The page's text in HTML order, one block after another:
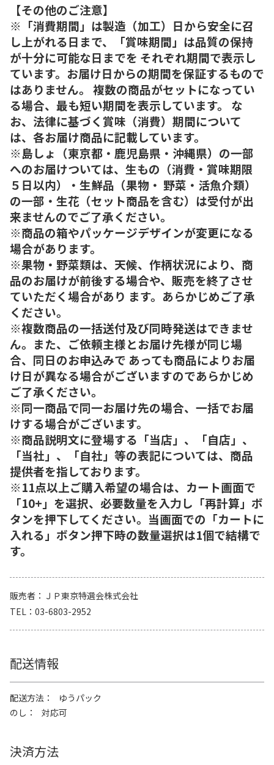
【その他のご注意】
※「消費期間」は製造（加工）日から安全に召
し上がれる日まで、「賞味期間」は品質の保持
が十分に可能な日までを それぞれ期間で表示し
ています。お届け日からの期間を保証するもので
はありません。 複数の商品がセットになってい
る場合、最も短い期間を表示しています。 な
お、法律に基づく賞味（消費）期間について
は、各お届け商品に記載しています。
※島しょ（東京都・鹿児島県・沖縄県）の一部
へのお届けついては、生もの（消費・賞味期限
５日以内）・生鮮品（果物・ 野菜・活魚介類）
の一部・生花（セット商品を含む）は受付が出
来ませんのでご了承ください。
※商品の箱やパッケージデザインが変更になる
場合があります。
※果物・野菜類は、天候、作柄状況により、商
品のお届けが前後する場合や、販売を終了させ
ていただく場合があり ます。あらかじめご了承
ください。
※複数商品の一括送付及び同時発送はできませ
ん。また、ご依頼主様とお届け先様が同じ場
合、同日のお申込みで あっても商品によりお届
け日が異なる場合がございますのであらかじめ
ご了承ください。
※同一商品で同一お届け先の場合、一括でお届
けする場合がございます。
※商品説明文に登場する「当店」、「自店」、
「当社」、「自社」等の表記については、商品
提供者を指しております。
※11点以上ご購入希望の場合は、カート画面で
「10+」を選択、必要数量を入力し「再計算」ボ
タンを押下してください。当画面での「カートに
入れる」ボタン押下時の数量選択は1個で結構で
す。
販売者
ＪＰ東京特選会株式会社
TEL
03-6803-2952
配送情報
配送方法
ゆうパック
のし
対応可
決済方法